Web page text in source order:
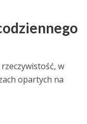
w
opartych na